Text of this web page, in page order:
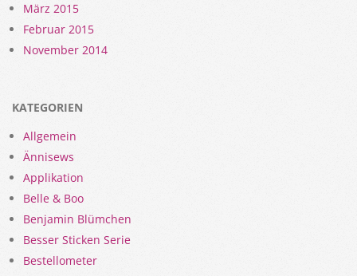
März 2015
Februar 2015
November 2014
KATEGORIEN
Allgemein
Ännisews
Applikation
Belle & Boo
Benjamin Blümchen
Besser Sticken Serie
Bestellometer